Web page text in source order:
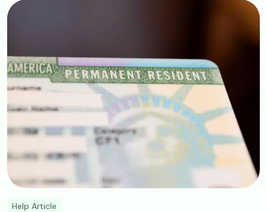
Image
Help Article